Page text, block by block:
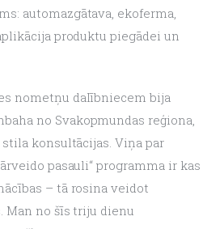
automazgātava, ekoferma,
produktu piegādei un
nometņu dalībniecem bija
no Svakopmundas reģiona,
konsultācijas. Viņa par
pasauli“ programma ir kas
– tā rosina veidot
Man no šīs triju dienu